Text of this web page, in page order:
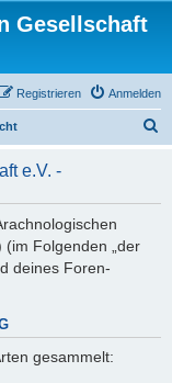
Gesellschaft
Anmelden
Registrieren
h
e.V. -
(im Folgenden „der
deines Foren-
gesammelt: